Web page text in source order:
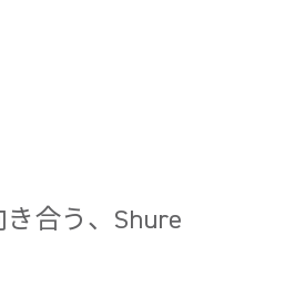
合う、Shure